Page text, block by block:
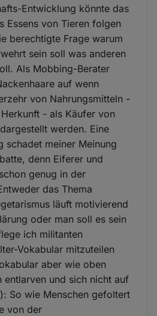
Entwicklung könnte das
Essens von Tieren folgen
berechtigte Frage warum
sein soll was anderen
Als Mobbing-Berater
auf wenn
von Nahrungsmitteln -
- als Käufer von
werden. Eine
schadet meiner Meinung
denn Eiferer und
genug in der
das Thema
läuft motivierend
oder man soll es sein
ich militanten
Vokabular mitzuteilen
aber wie oben
und sich nicht auf
So wie Menschen gefoltert
von der